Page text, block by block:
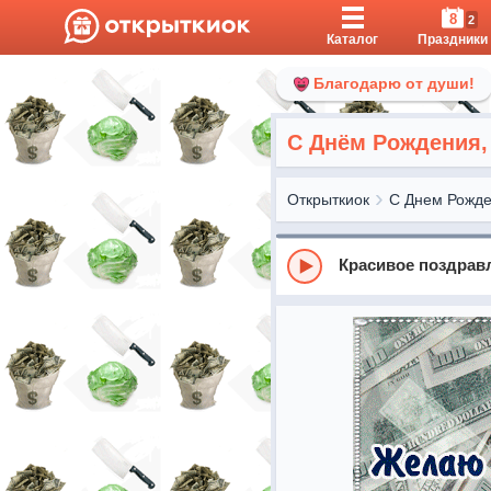
Каталог
8 2
Праздники
Благодарю от души!
С Днём
Открыткиок С Днем
Красивое